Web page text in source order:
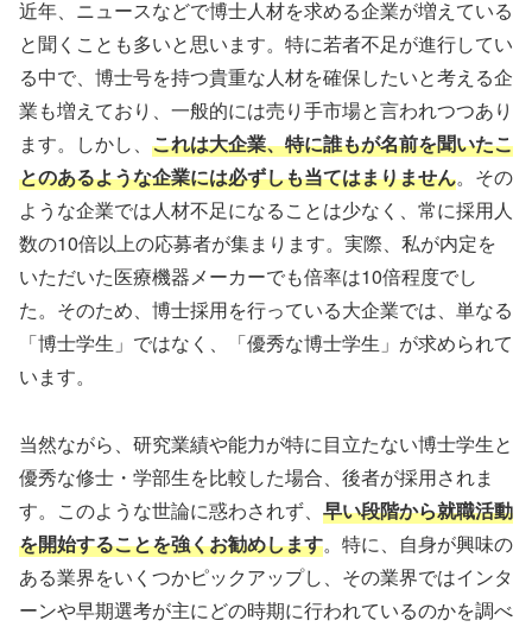
近年、ニュースなどで博士人材を求める企業が増えている
と聞くことも多いと思います。特に若者不足が進行してい
る中で、博士号を持つ貴重な人材を確保したいと考える企
業も増えており、一般的には売り手市場と言われつつあり
ます。しかし、 これは大企業、特に誰もが名前を聞いたこ
とのあるような企業には必ずしも当てはまりません。その
ような企業では人材不足になることは少なく、常に採用人
数の10倍以上の応募者が集まります。実際、私が内定を
いただいた医療機器メーカーでも倍率は10倍程度でし
た。そのため、博士採用を行っている大企業では、単なる
「博士学生」ではなく、「優秀な博士学生」が求められて
います。
当然ながら、研究業績や能力が特に目立たない博士学生と
優秀な修士・学部生を比較した場合、後者が採用されま
す。このような世論に惑わされず、 早い段階から就職活動
を開始することを強くお勧めします。特に、自身が興味の
ある業界をいくつかピックアップし、その業界ではインタ
ーンや早期選考が主にどの時期に行われているのかを調べ